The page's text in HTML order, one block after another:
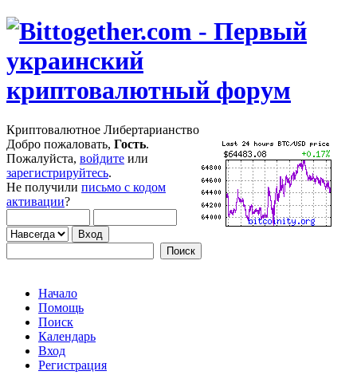
Криптовалютное Либертарианство
Добро пожаловать, Гость.
Пожалуйста, войдите или
зарегистрируйтесь.
Не получили письмо с кодом
активации?
Начало
Помощь
Поиск
Календарь
Вход
Регистрация